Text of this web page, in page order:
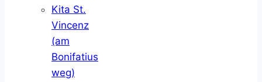
Kita St.
Vincenz
(am
Bonifatius
weg)